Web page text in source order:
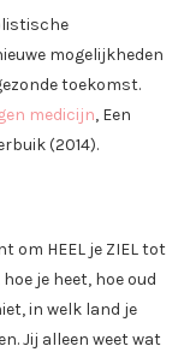
mogelijkheden
toekomst.
medicijn, Een
(2014).
om HEEL je ZIEL tot
je heet, hoe oud
in welk land je
Jij alleen weet wat